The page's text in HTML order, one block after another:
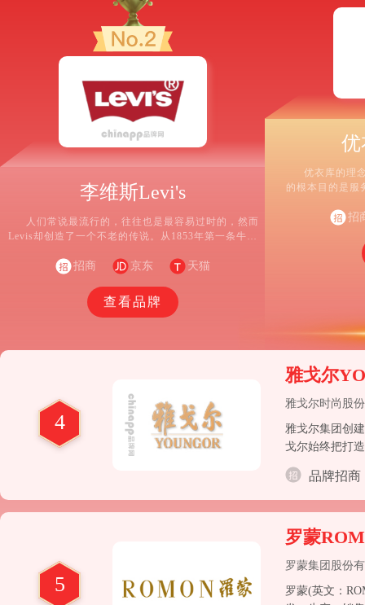
李维斯Levi's
人们常说最流行的，往往也是最容易过时的，然而
Levis却创造了一个不老的传说。从1853年第一条牛仔
了150年的牛王神话。随着牛仔裤成为全世界的时尚标
勇气，仍然被公认为世界知名牛仔品牌。
招商 京东 天猫
查看品牌
优
优衣库的理
的根本目的是服
在、自信。优招
4
雅戈尔
雅戈尔时尚股
雅戈尔集团创
戈尔始终把打
饰的行业龙头
类连续25年获
品牌招商
5
罗蒙
罗蒙集团股份
罗蒙(英文：